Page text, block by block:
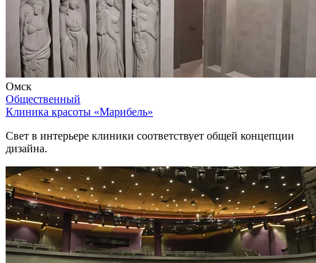
Омск
Общественный
Клиника красоты «Марибель»
Свет в интерьере клиники соответствует общей концепции
дизайна.